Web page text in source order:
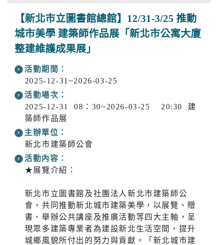
【新北市立圖書館總館】12/31-3/25 推動
城市美學 建築師作品展「新北市公寓大廈
整建維護成果展」
活動期間：
2025-12-31~2026-03-25
活動場次：
2025-12-31 08：30~2026-03-25 20:30 建
築師作品展
主辦單位：
新北市建築師公會
活動內容：
★展覽介紹：
新北市立圖書館及社團法人新北市建築師公
會，共同推動新北城市建築美學，以展覽、贈
書、舉辦公共講座及推廣活動等四大主軸，呈
現眾多建築專業者為建設新北生活空間，提升
城鄉風貌所付出的努力與貢獻。「新北城市建